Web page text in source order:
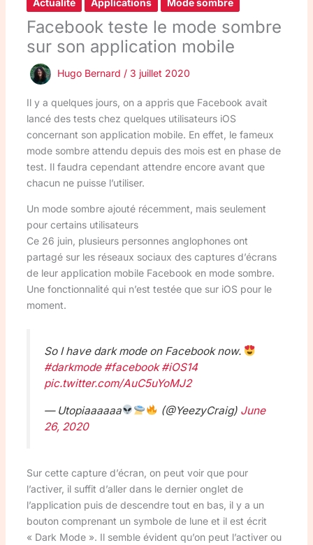
Actualité Applications Mode sombre
Facebook teste le mode sombre
sur son application mobile
Hugo Bernard / 3 juillet 2020
Il y a quelques jours, on a appris que Facebook avait
lancé des tests chez quelques utilisateurs iOS
concernant son application mobile. En effet, le fameux
mode sombre attendu depuis des mois est en phase de
test. Il faudra cependant attendre encore avant que
chacun ne puisse l’utiliser.
Un mode sombre ajouté récemment, mais seulement
pour certains utilisateurs
Ce 26 juin, plusieurs personnes anglophones ont
partagé sur les réseaux sociaux des captures d’écrans
de leur application mobile Facebook en mode sombre.
Une fonctionnalité qui n’est testée que sur iOS pour le
moment.
So I have dark mode on Facebook now.
#darkmode #facebook #iOS14
pic.twitter.com/AuC5uYoMJ2
— Utopiaaaaaa (@YeezyCraig) June
26, 2020
Sur cette capture d’écran, on peut voir que pour
l’activer, il suffit d’aller dans le dernier onglet de
l’application puis de descendre tout en bas, il y a un
bouton comprenant un symbole de lune et il est écrit
« Dark Mode ». Il semble évident qu’on peut l’activer ou